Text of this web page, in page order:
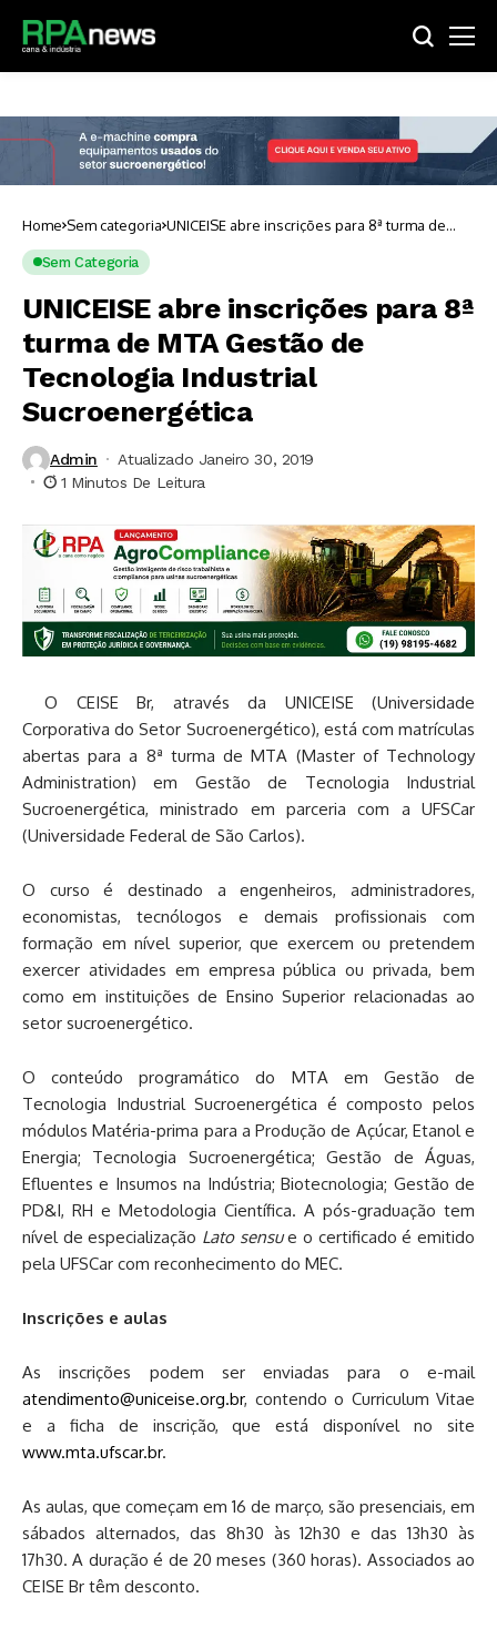
Home Sem categoria UNICEISE abre inscrições para 8ª turma de
MTA Gestão de Tecnologia Industrial
Sem Categoria
UNICEISE abre inscrições para 8ª
turma de MTA Gestão de
Tecnologia Industrial
Sucroenergética
Admin
Atualizado Janeiro 30, 2019
1 Minutos De Leitura
O CEISE Br, através da UNICEISE (Universidade
Corporativa do Setor Sucroenergético), está com matrículas
abertas para a 8ª turma de MTA (Master of Technology
Administration) em Gestão de Tecnologia Industrial
Sucroenergética, ministrado em parceria com a UFSCar
(Universidade Federal de São Carlos).
O curso é destinado a engenheiros, administradores,
economistas, tecnólogos e demais profissionais com
formação em nível superior, que exercem ou pretendem
exercer atividades em empresa pública ou privada, bem
como em instituições de Ensino Superior relacionadas ao
setor sucroenergético.
O conteúdo programático do MTA em Gestão de
Tecnologia Industrial Sucroenergética é composto pelos
módulos Matéria-prima para a Produção de Açúcar, Etanol e
Energia; Tecnologia Sucroenergética; Gestão de Águas,
Efluentes e Insumos na Indústria; Biotecnologia; Gestão de
PD&I, RH e Metodologia Científica. A pós-graduação tem
nível de especialização Lato sensue o certificado é emitido
pela UFSCar com reconhecimento do MEC.
Inscrições e aulas
As inscrições podem ser enviadas para o e-mail
atendimento@uniceise.org.br, contendo o Curriculum Vitae
e a ficha de inscrição, que está disponível no site
www.mta.ufscar.br.
As aulas, que começam em 16 de março, são presenciais, em
sábados alternados, das 8h30 às 12h30 e das 13h30 às
17h30. A duração é de 20 meses (360 horas). Associados ao
CEISE Br têm desconto.